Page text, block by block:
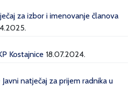
za izbor i imenovanje članova
Kostajnice 18.07.2024.
natječaj za prijem radnika u